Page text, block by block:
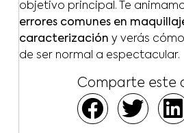
objetivo principal. Te
errores comunes en
caracterización y verás
de ser normal a espectacular.
Comparte este